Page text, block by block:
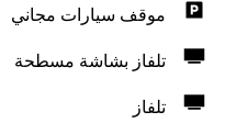
موقف سيارات مجاني
تلفاز بشاشة مسطحة
تلفاز